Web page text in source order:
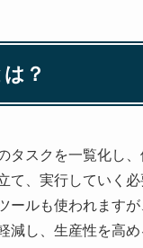
？
タスクを一覧化し
て、実行していく
ールも使われます
減し、生産性を高め